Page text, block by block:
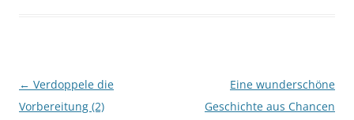
Beitragsnavigation
← Verdoppele die
Vorbereitung (2)
Eine wunderschöne
Geschichte aus Chancen